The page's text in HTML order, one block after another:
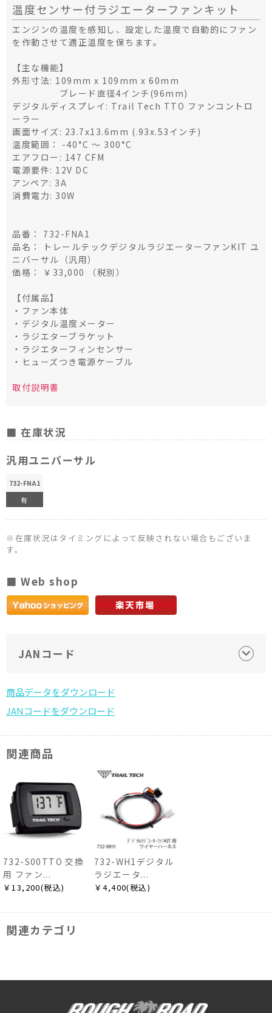
温度センサー付ラジエーターファンキット
エンジンの温度を感知し、設定した温度で自動的にファン
を作動させて適正温度を保ちます。
【主な機能】
外形寸法: 109mm x 109mm x 60mm
ブレード直径4インチ(96mm)
デジタルディスプレイ: Trail Tech TTO ファンコントロ
ーラー
画面サイズ: 23.7x13.6mm (.93x.53インチ)
温度範囲： -40°C ～ 300°C
エアフロー: 147 CFM
電源要件: 12V DC
アンペア: 3A
消費電力: 30W
品番： 732-FNA1
品名： トレールテックデジタルラジエーターファンKIT ユ
ニバーサル（汎用）
価格： ￥33,000 （税別）
【付属品】
・ファン本体
・デジタル温度メーター
・ラジエターブラケット
・ラジエターフィンセンサー
・ヒューズつき電源ケーブル
取付説明書
■ 在庫状況
汎用ユニバーサル
732-FNA1
有
※在庫状況はタイミングによって反映されない場合もございま
す。
■ Web shop
JANコード
関連商品
732-S00TTO 交換
用 ファン...
￥13,200(税込)
732-WH1デジタル
ラジエータ...
￥4,400(税込)
関連カテゴリ